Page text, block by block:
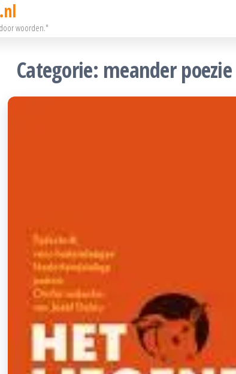
woorden."
Categorie: meander poezie